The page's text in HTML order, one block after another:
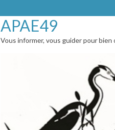
APAE49
Vous informer, vous guider pour bien